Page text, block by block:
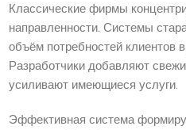
Классические фирмы
направленности. Системы
объём потребностей клиентов
Разработчики добавляют
усиливают имеющиеся услуги.
Эффективная система